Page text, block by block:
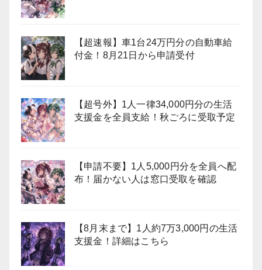
【超速報】車1台24万円分の自動車給
付金！8月21日から申請受付
【超号外】1人一律34,000円分の生活
支援金を全員支給！秋ごろに受取予定
【申請不要】1人5,000円分を全員へ配
布！届かない人は窓口受取を確認
【8月末まで】1人約7万3,000円の生活
支援金！詳細はこちら